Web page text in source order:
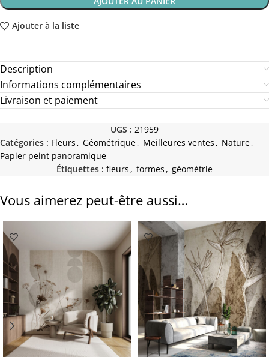
Ajouter à la liste
Description
Informations complémentaires
Livraison et paiement
UGS : 21959
Catégories : Fleurs , Géométrique, Meilleures ventes , Nature,
Papier peint panoramique
Étiquettes : fleurs , formes , géométrie
Vous aimerez peut-être aussi…